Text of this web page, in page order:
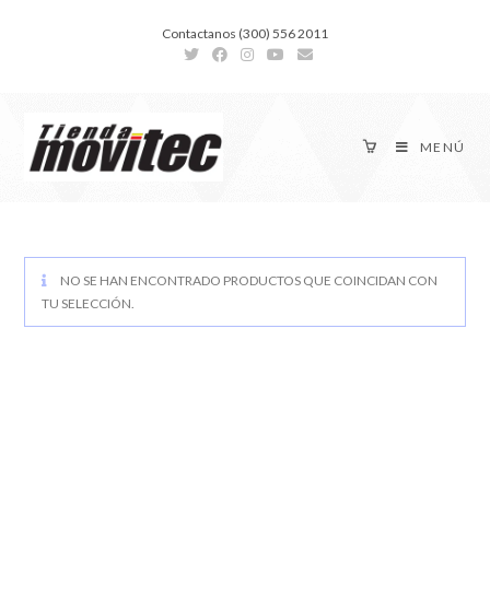
Contactanos (300) 556 2011
MENÚ
NO SE HAN ENCONTRADO PRODUCTOS QUE COINCIDAN CON
TU SELECCIÓN.